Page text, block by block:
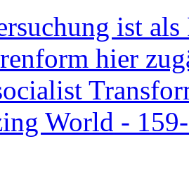
ist
hier
World -